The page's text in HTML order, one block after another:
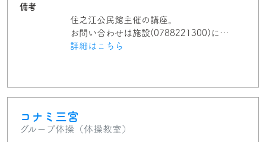
備考
住之江公民館主催の講座。
お問い合わせは施設(0788221300)に…
詳細はこちら
コナミ三宮
グループ体操（体操教室）